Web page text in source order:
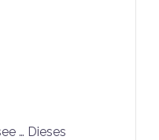
… Dieses